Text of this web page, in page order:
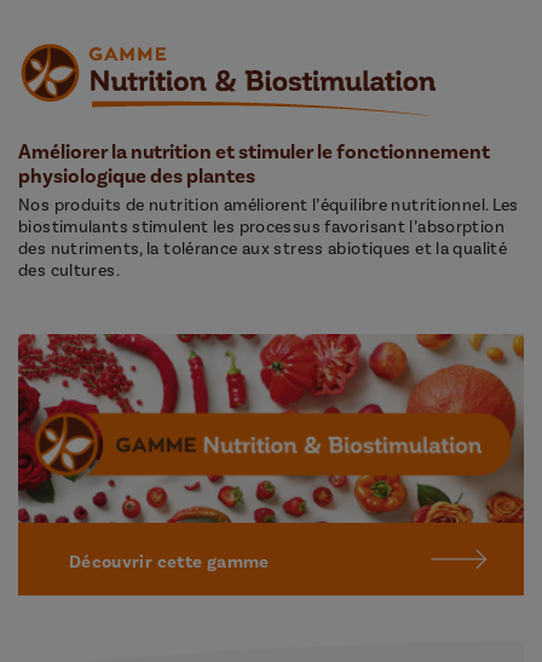
Améliorer la nutrition et stimuler le fonctionnement
physiologique des plantes
Nos produits de nutrition améliorent l’équilibre nutritionnel. Les
biostimulants stimulent les processus favorisant l’absorption
des nutriments, la tolérance aux stress abiotiques et la qualité
des cultures.
Découvrir cette gamme